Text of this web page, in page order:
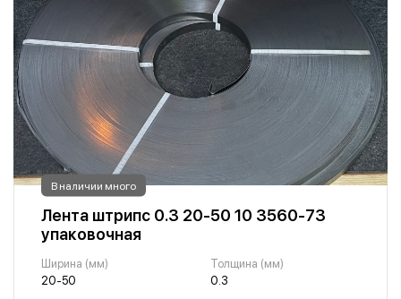
В наличии много
Лента штрипс 0.3 20-50 10 3560-73
упаковочная
Ширина (мм)
20-50
Толщина (мм)
0.3